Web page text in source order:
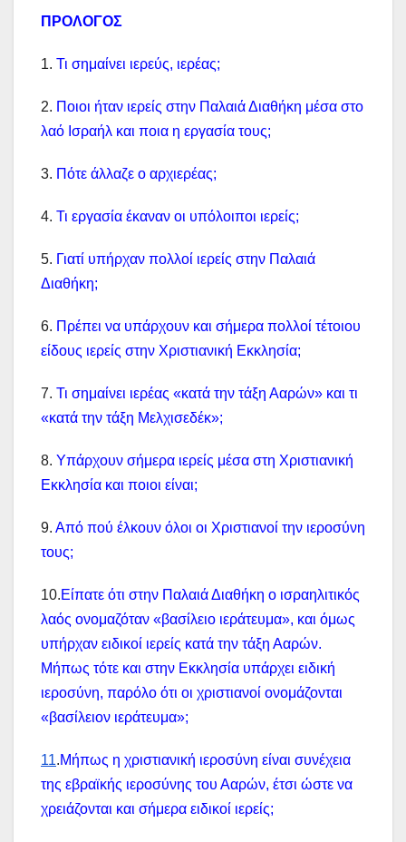
ΠΡΟΛΟΓΟΣ
1. Τι σημαίνει ιερεύς, ιερέας;
2. Ποιοι ήταν ιερείς στην Παλαιά Διαθήκη μέσα στο
λαό Ισραήλ και ποια η εργασία τους;
3. Πότε άλλαζε ο αρχιερέας;
4. Τι εργασία έκαναν οι υπόλοιποι ιερείς;
5. Γιατί υπήρχαν πολλοί ιερείς στην Παλαιά
Διαθήκη;
6. Πρέπει να υπάρχουν και σήμερα πολλοί τέτοιου
είδους ιερείς στην Χριστιανική Εκκλησία;
7. Τι σημαίνει ιερέας «κατά την τάξη Ααρών» και τι
«κατά την τάξη Μελχισεδέκ»;
8. Υπάρχουν σήμερα ιερείς μέσα στη Χριστιανική
Εκκλησία και ποιοι είναι;
9. Από πού έλκουν όλοι οι Χριστιανοί την ιεροσύνη
τους;
10.Είπατε ότι στην Παλαιά Διαθήκη ο ισραηλιτικός
λαός ονομαζόταν «βασίλειο ιεράτευμα», και όμως
υπήρχαν ειδικοί ιερείς κατά την τάξη Ααρών.
Μήπως τότε και στην Εκκλησία υπάρχει ειδική
ιεροσύνη, παρόλο ότι οι χριστιανοί ονομάζονται
«βασίλειον ιεράτευμα»;
11.Μήπως η χριστιανική ιεροσύνη είναι συνέχεια
της εβραϊκής ιεροσύνης του Ααρών, έτσι ώστε να
χρειάζονται και σήμερα ειδικοί ιερείς;